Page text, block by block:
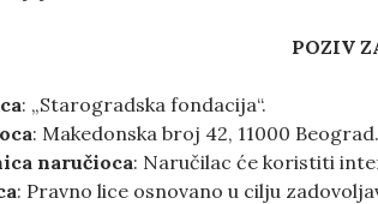
POZIV
: „Starogradska fondacija“.
: Makedonska broj 42, 11000 Beograd.
naručioca: Naručilac će koristiti
: Pravno lice osnovano u cilju